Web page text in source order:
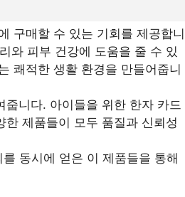
구매할 수 있는 기회를 제공합니
와 피부 건강에 도움을 줄 수 있
쾌적한 생활 환경을 만들어줍니
니다. 아이들을 위한 한자 카드
제품들이 모두 품질과 신뢰성
동시에 얻은 이 제품들을 통해